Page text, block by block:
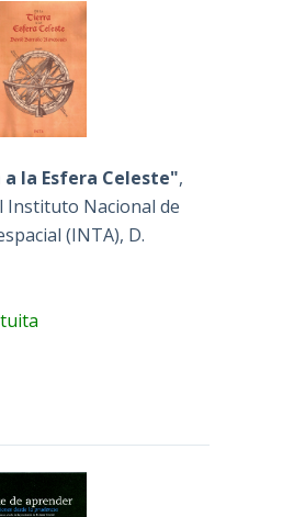
la Esfera Celeste",
Instituto Nacional de
(INTA), D.